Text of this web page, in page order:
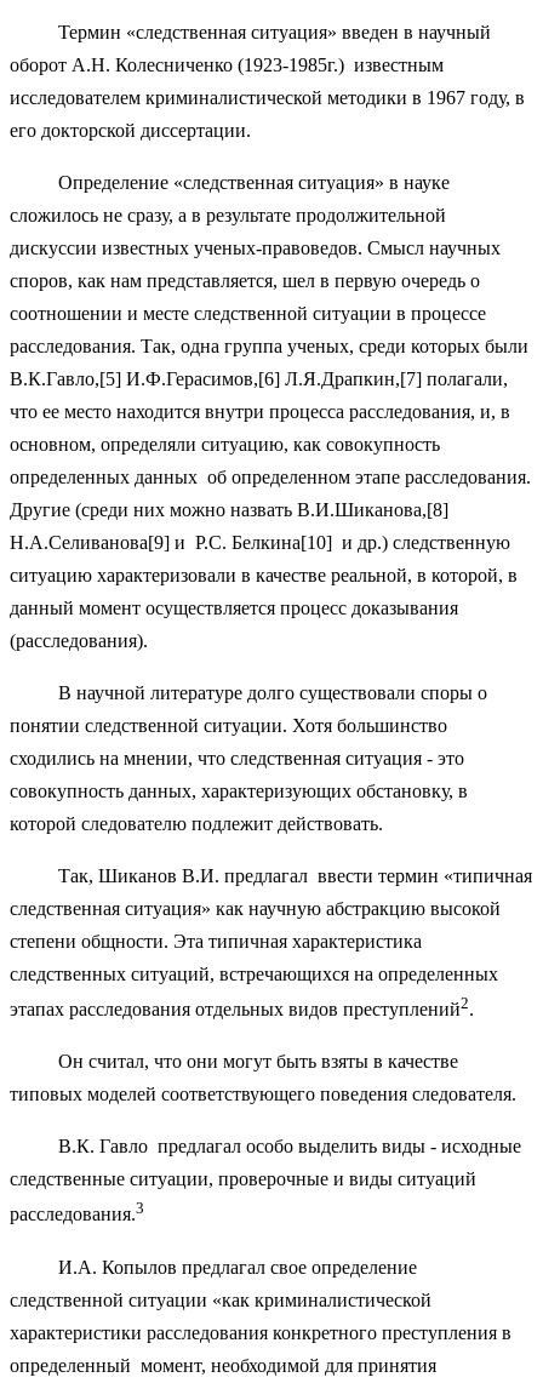
Термин «следственная ситуация» введен в научный
оборот А.Н. Колесниченко (1923-1985г.) известным
исследователем криминалистической методики в 1967 году, в
его докторской диссертации.
Определение «следственная ситуация» в науке
сложилось не сразу, а в результате продолжительной
дискуссии известных ученых-правоведов. Смысл научных
споров, как нам представляется, шел в первую очередь о
соотношении и месте следственной ситуации в процессе
расследования. Так, одна группа ученых, среди которых были
В.К.Гавло,[5] И.Ф.Герасимов,[6] Л.Я.Драпкин,[7] полагали,
что ее место находится внутри процесса расследования, и, в
основном, определяли ситуацию, как совокупность
определенных данных об определенном этапе расследования.
Другие (среди них можно назвать В.И.Шиканова,[8]
Н.А.Селиванова[9] и Р.С. Белкина[10] и др.) следственную
ситуацию характеризовали в качестве реальной, в которой, в
данный момент осуществляется процесс доказывания
(расследования).
В научной литературе долго существовали споры о
понятии следственной ситуации. Хотя большинство
сходились на мнении, что следственная ситуация - это
совокупность данных, характеризующих обстановку, в
которой следователю подлежит действовать.
Так, Шиканов В.И. предлагал ввести термин «типичная
следственная ситуация» как научную абстракцию высокой
степени общности. Эта типичная характеристика
следственных ситуаций, встречающихся на определенных
этапах расследования отдельных видов преступлений2.
Он считал, что они могут быть взяты в качестве
типовых моделей соответствующего поведения следователя.
В.К. Гавло предлагал особо выделить виды - исходные
следственные ситуации, проверочные и виды ситуаций
расследования.3
И.А. Копылов предлагал свое определение
следственной ситуации «как криминалистической
характеристики расследования конкретного преступления в
определенный момент, необходимой для принятия